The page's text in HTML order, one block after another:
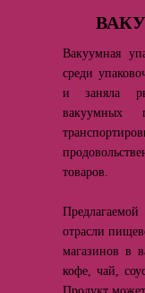
Вакуумная
среди
и заняла
вакуумных
товаров.
отрасли
магазинов в
кофе, чай,